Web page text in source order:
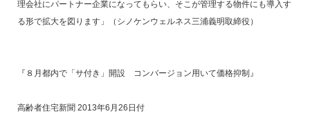
理会社にパートナー企業になってもらい、そこが管理する物件にも導入す
る形で拡大を図ります」（シノケンウェルネス三浦義明取締役）
『８月都内で「サ付き」開設 コンバージョン用いて価格抑制』
高齢者住宅新聞 2013年6月26日付